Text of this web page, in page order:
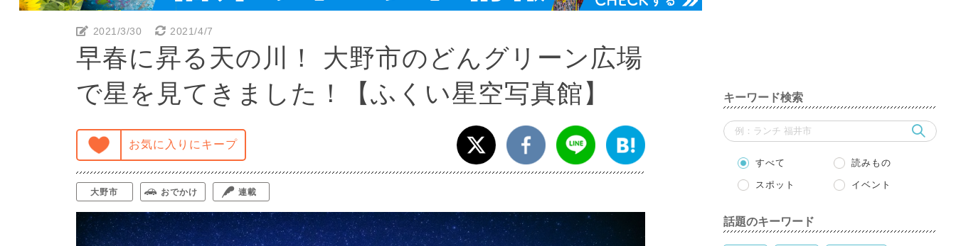
2021/3/30 2021/4/7
早春に昇る天の川！ 大野市のどんグリーン広場
で星を見てきました！【ふくい星空写真館】
お気に入りにキープ
大野市 おでかけ 連載
キーワード検索
すべて 読みもの
スポット イベント
話題のキーワード